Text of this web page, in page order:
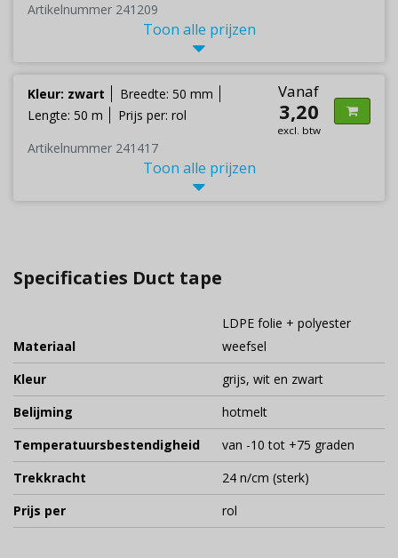
Artikelnummer 241209
Toon alle prijzen
Kleur: zwart
Breedte: 50 mm
Lengte: 50 m
Prijs per: rol
Vanaf
3,20
excl. btw
Artikelnummer 241417
Toon alle prijzen
Specificaties Duct tape
Materiaal
LDPE folie + polyester
weefsel
Kleur
grijs, wit en zwart
Belijming
hotmelt
Temperatuursbestendigheid
van -10 tot +75 graden
Trekkracht
24 n/cm (sterk)
Prijs per
rol